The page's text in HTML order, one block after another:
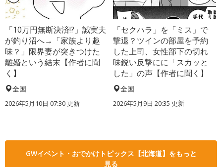
「10万円無断決済!?」誠実夫
が釣り沼へ→「家族より趣
味？」限界妻が突きつけた
離婚という結末【作者に聞
く】
全国
2026年5月10日 07:30 更新
「セクハラ」を「ミス」で
撃退？ツインの部屋を予約
した上司、女性部下の切れ
味鋭い反撃にに「スカッと
した」の声【作者に聞く】
全国
2026年5月9日 20:35 更新
GWイベント・おでかけトピックス【北海道】をもっと
見る